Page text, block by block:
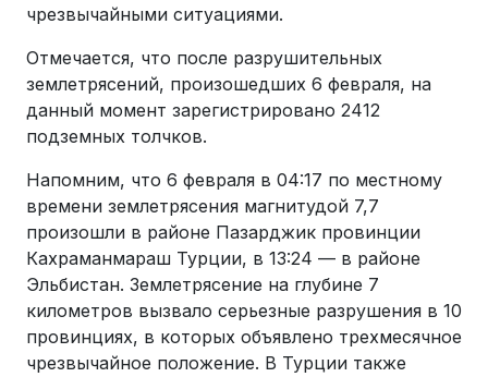
чрезвычайными ситуациями.
Отмечается, что после разрушительных
землетрясений, произошедших 6 февраля, на
данный момент зарегистрировано 2412
подземных толчков.
Напомним, что 6 февраля в 04:17 по местному
времени землетрясения магнитудой 7,7
произошли в районе Пазарджик провинции
Кахраманмараш Турции, в 13:24 — в районе
Эльбистан. Землетрясение на глубине 7
километров вызвало серьезные разрушения в 10
провинциях, в которых объявлено трехмесячное
чрезвычайное положение. В Турции также